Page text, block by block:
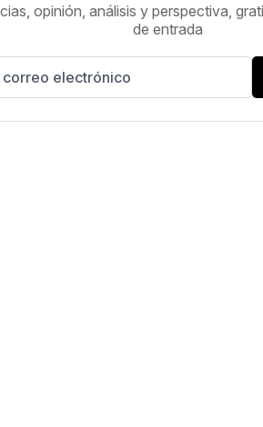
opinión, análisis y perspectiva,
de entrada